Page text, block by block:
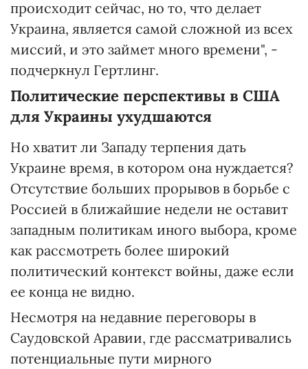
происходит сейчас, но то, что делает
Украина, является самой сложной из всех
миссий, и это займет много времени", -
подчеркнул Гертлинг.
Политические перспективы в США
для Украины ухудшаются
Но хватит ли Западу терпения дать
Украине время, в котором она нуждается?
Отсутствие больших прорывов в борьбе с
Россией в ближайшие недели не оставит
западным политикам иного выбора, кроме
как рассмотреть более широкий
политический контекст войны, даже если
ее конца не видно.
Несмотря на недавние переговоры в
Саудовской Аравии, где рассматривались
потенциальные пути мирного